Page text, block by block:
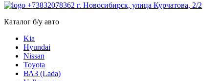
+73832078362 г. Новосибирск, улица Курчатова, 2/2
Каталог б/у авто
Kia
Hyundai
Nissan
Toyota
ВАЗ (Lada)